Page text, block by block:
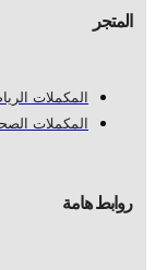
المتجر
المكملات
المكملات
روابط هامة